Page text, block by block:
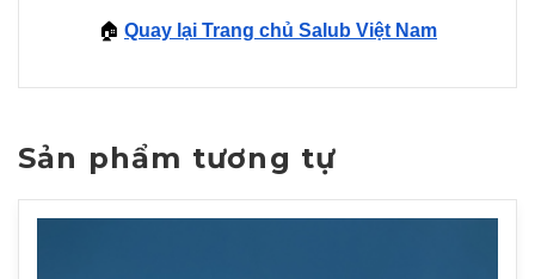
🏠 Quay lại Trang chủ Salub Việt Nam
Sản phẩm tương tự